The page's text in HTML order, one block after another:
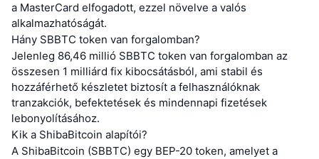
a MasterCard elfogadott, ezzel növelve a valós
alkalmazhatóságát.
Hány SBBTC token van forgalomban?
Jelenleg 86,46 millió SBBTC token van forgalomban az
összesen 1 milliárd fix kibocsátásból, ami stabil és
hozzáférhető készletet biztosít a felhasználóknak
tranzakciók, befektetések és mindennapi fizetések
lebonyolításához.
Kik a ShibaBitcoin alapítói?
A ShibaBitcoin (SBBTC) egy BEP-20 token, amelyet a